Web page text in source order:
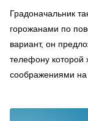
Градоначальник
горожанами по
вариант, он
телефону которой
соображениями на